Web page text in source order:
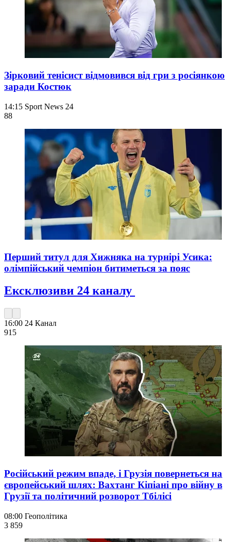
Зірковий тенісист відмовився від гри з росіянкою
заради Костюк
14:15 Sport News 24
88
Перший титул для Хижняка на турнірі Усика:
олімпійський чемпіон битиметься за пояс
Ексклюзиви 24 каналу
16:00 24 Канал
915
Російський режим впаде, і Грузія повернеться на
європейський шлях: Вахтанг Кіпіані про війну в
Грузії та політичний розворот Тбілісі
08:00 Геополітика
3 859